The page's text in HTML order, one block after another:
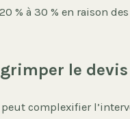
% à 30 % en raison
le devis
complexifier